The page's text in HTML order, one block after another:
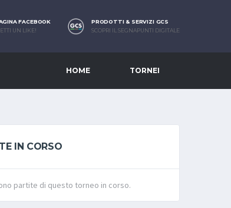
FACEBOOK
UN LIKE!
PRODOTTI & SERVIZI GCS
SCOPRI IL SEGNAPUNTI DIGITALE
HOME TORNEI
IN CORSO
partite di questo torneo in corso.